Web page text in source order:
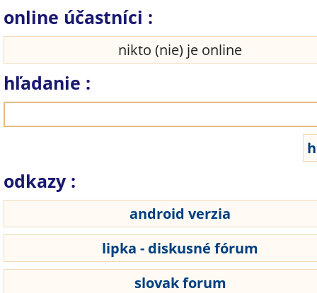
online účastníci :
nikto (nie) je online
hľadanie :
odkazy :
android verzia
lipka - diskusné fórum
slovak forum